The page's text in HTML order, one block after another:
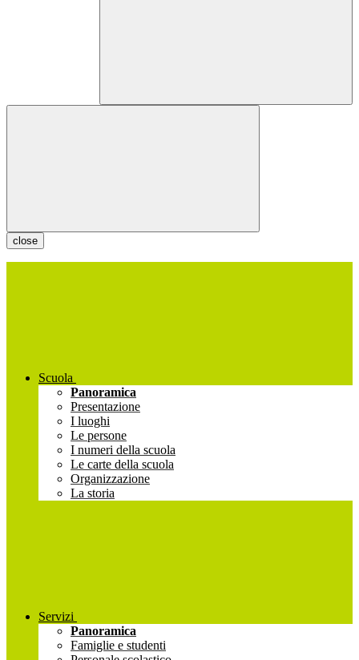
close
Scuola
Panoramica
Presentazione
I luoghi
Le persone
I numeri della scuola
Le carte della scuola
Organizzazione
La storia
Servizi
Panoramica
Famiglie e studenti